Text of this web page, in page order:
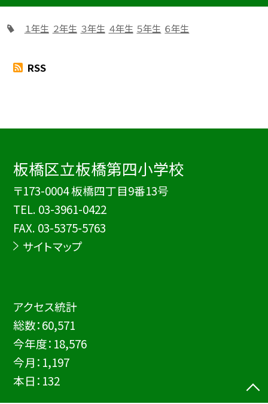
１年生 ２年生 ３年生 ４年生 ５年生 ６年生
RSS
板橋区立板橋第四小学校
〒173-0004 板橋四丁目9番13号
TEL. 03-3961-0422
FAX. 03-5375-5763
サイトマップ
アクセス統計
総数：60,571
今年度： 18,576
今月： 1,197
本日： 132